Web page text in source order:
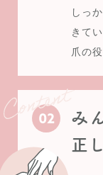
しっ
きて
爪の
み
正